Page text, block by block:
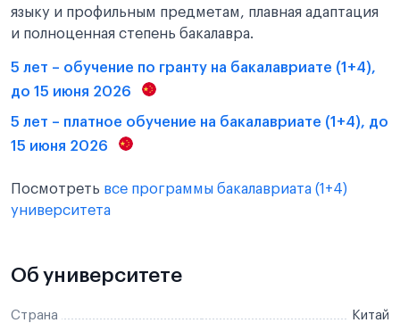
языку и профильным предметам, плавная адаптация
и полноценная степень бакалавра.
5 лет – обучение по гранту на бакалавриате (1+4),
до 15 июня 2026
5 лет – платное обучение на бакалавриате (1+4), до
15 июня 2026
Посмотреть все программы бакалавриата (1+4)
университета
Об университете
Страна Китай